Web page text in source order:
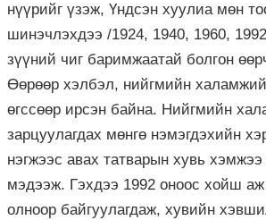
нүүрийг үзэж, Үндсэн хуулиа мөн
шинэчлэхдээ /1924, 1940, 1960,
зүүний чиг баримжаатай болгон
Өөрөөр хэлбэл, нийгмийн
өгссөөр ирсэн байна. Нийгмийн
зарцуулагдах мөнгө нэмэгдэхийн
нэгжээс авах татварын хувь хэмжээ
мэдээж. Гэхдээ 1992 оноос хойш
олноор байгуулагдаж, хувийн